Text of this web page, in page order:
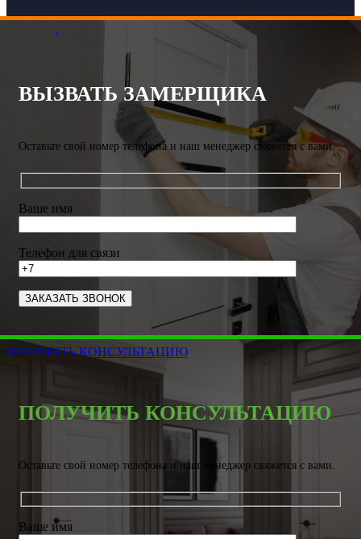
.
ВЫЗВАТЬ ЗАМЕРЩИКА
Оставьте свой номер телефона и наш менеджер свяжется с вами.
Ваше имя
Телефон для связи
ПОЛУЧИТЬ КОНСУЛЬТАЦИЮ
ПОЛУЧИТЬ КОНСУЛЬТАЦИЮ
Оставьте свой номер телефона и наш менеджер свяжется с вами.
Ваше имя